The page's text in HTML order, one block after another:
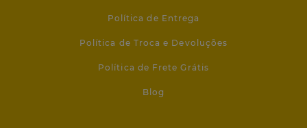
Política de Entrega
Política de Troca e Devoluções
Política de Frete Grátis
Blog